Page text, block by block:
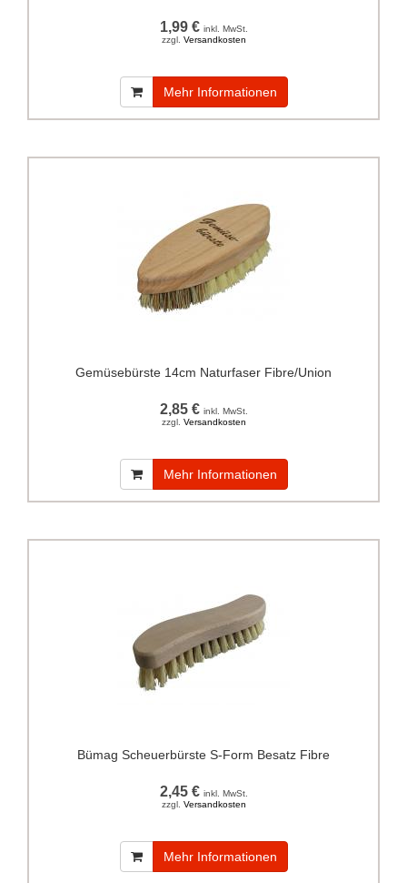
1,99 € inkl. MwSt.
zzgl. Versandkosten
Mehr Informationen
Gemüsebürste 14cm Naturfaser Fibre/Union
2,85 € inkl. MwSt.
zzgl. Versandkosten
Mehr Informationen
Bümag Scheuerbürste S-Form Besatz Fibre
2,45 € inkl. MwSt.
zzgl. Versandkosten
Mehr Informationen